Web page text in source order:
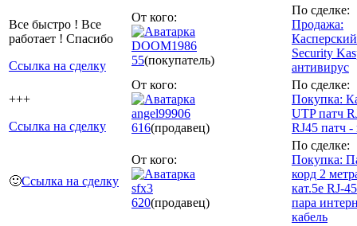
Все быстро ! Все
работает ! Спасибо
Ссылка на сделку
От кого:
DOOM1986
55(покупатель)
По сделке:
Продажа:
Security
антивирус
+++
Ссылка на сделку
От кого:
angel99906
616(продавец)
По сделке:
Покупка:
UTP патч
RJ45 патч -
🙂Ссылка на сделку
От кого:
sfx3
620(продавец)
По сделке:
Покупка:
корд 2
кат.5е RJ-
пара
кабель